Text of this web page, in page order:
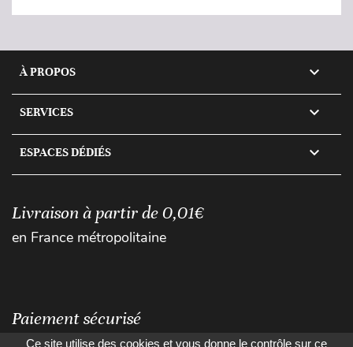
À PROPOS 
SERVICES 
ESPACES DÉDIÉS 
Livraison à partir de 0,01€
en France métropolitaine
Paiement sécurisé
Ce site utilise des cookies et vous donne le contrôle sur ce